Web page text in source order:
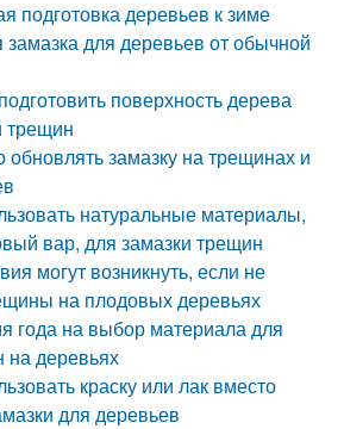
подготовка деревьев к зиме
замазка для деревьев от обычной
поверхность дерева
трещин
обновлять замазку на трещинах и
натуральные материалы,
вар, для замазки трещин
могут возникнуть, если не
на плодовых деревьях
года на выбор материала для
на деревьях
краску или лак вместо
для деревьев